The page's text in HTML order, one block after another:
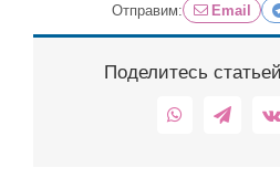
Отправим: Email
Поделитесь
WhatsAppTelegram